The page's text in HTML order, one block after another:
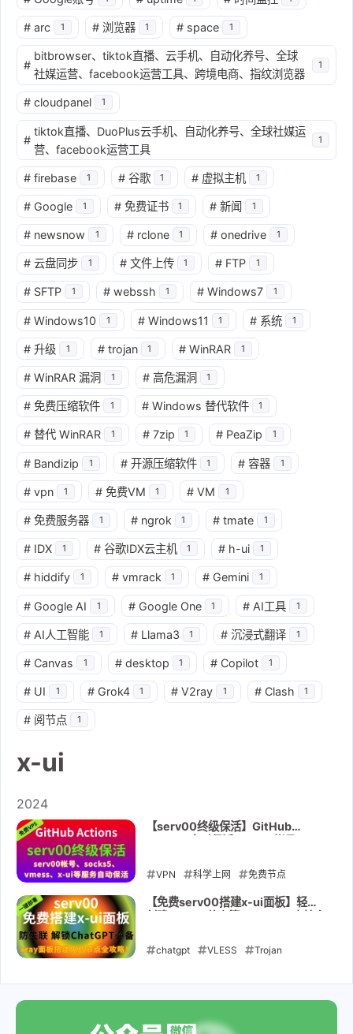
# arc 1 # 浏览器 1 # space 1
#
bitbrowser、tiktok直播、云手机、自动化养号、全球
社媒运营、facebook运营工具、跨境电商、指纹浏览器
1
# cloudpanel 1
#
tiktok直播、DuoPlus云手机、自动化养号、全球社媒运
营、facebook运营工具
1
# firebase 1 # 谷歌 1 # 虚拟主机 1
# Google 1 # 免费证书 1 # 新闻 1
# newsnow 1 # rclone 1 # onedrive 1
# 云盘同步 1 # 文件上传 1 # FTP 1
# SFTP 1 # webssh 1 # Windows7 1
# Windows10 1 # Windows11 1 # 系统 1
# 升级 1 # trojan 1 # WinRAR 1
# WinRAR 漏洞 1 # 高危漏洞 1
# 免费压缩软件 1 # Windows 替代软件 1
# 替代 WinRAR 1 # 7zip 1 # PeaZip 1
# Bandizip 1 # 开源压缩软件 1 # 容器 1
# vpn 1 # 免费VM 1 # VM 1
# 免费服务器 1 # ngrok 1 # tmate 1
# IDX 1 # 谷歌IDX云主机 1 # h-ui 1
# hiddify 1 # vmrack 1 # Gemini 1
# Google AI 1 # Google One 1 # AI工具 1
# AI人工智能 1 # Llama3 1 # 沉浸式翻译 1
# Canvas 1 # desktop 1 # Copilot 1
# UI 1 # Grok4 1 # V2ray 1 # Clash 1
# 阅节点 1
x-ui
2024
【serv00终级保活】GitHub
保活
VPN 科学上网 免费节点
GitHub serv00 socks5 x-ui
2024-11-05
【免费serv00搭建x-ui面板】轻松
chatgpt VLESS Trojan
2024-10-31